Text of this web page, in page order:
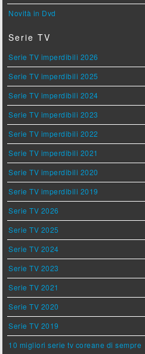
Novità in Dvd
Serie TV
Serie TV imperdibili 2026
Serie TV imperdibili 2025
Serie TV imperdibili 2024
Serie TV imperdibili 2023
Serie TV imperdibili 2022
Serie TV imperdibili 2021
Serie TV imperdibili 2020
Serie TV imperdibili 2019
Serie TV 2026
Serie TV 2025
Serie TV 2024
Serie TV 2023
Serie TV 2021
Serie TV 2020
Serie TV 2019
10 migliori serie tv coreane di sempre